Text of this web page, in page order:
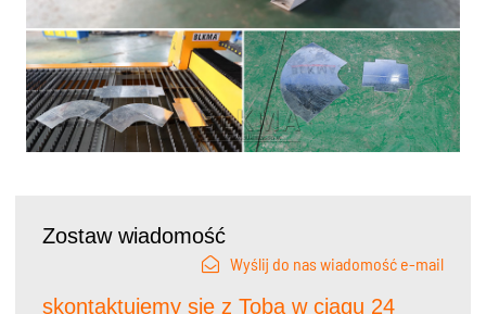
Zostaw wiadomość
Wyślij do nas wiadomość e-mail
skontaktujemy się z Tobą w ciągu 24